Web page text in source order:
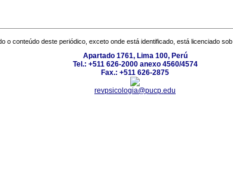
o conteúdo deste periódico, exceto onde está identificado, está licenciado
Apartado 1761, Lima 100, Perú
Tel.: +511 626-2000 anexo 4560/4574
Fax.: +511 626-2875
revpsicologia@pucp.edu